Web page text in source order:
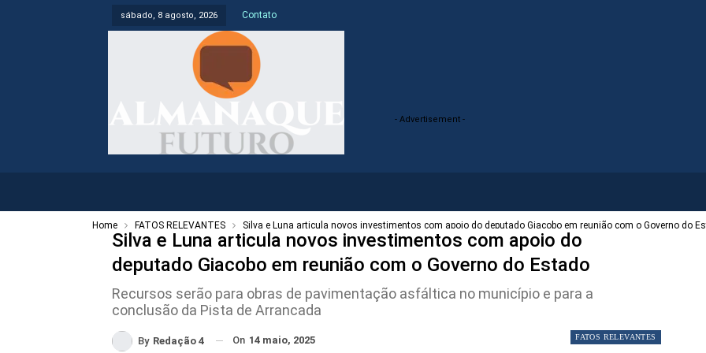
sábado, 8 agosto, 2026 Contato
- Advertisement -
Home FATOS RELEVANTES Silva e Luna articula novos investimentos com apoio do deputado Giacobo em reunião com o Governo do
Silva e Luna articula novos investimentos com apoio do
deputado Giacobo em reunião com o Governo do Estado
Recursos serão para obras de pavimentação asfáltica no município e para a
conclusão da Pista de Arrancada
FATOS RELEVANTES
By Redação 4 On 14 maio, 2025